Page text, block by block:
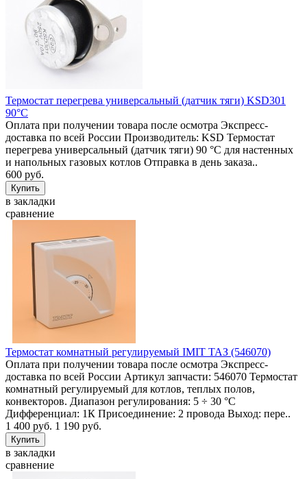
Термостат перегрева универсальный (датчик тяги) KSD301
90°C
Оплата при получении товара после осмотра Экспресс-
доставка по всей России Производитель: KSD Термостат
перегрева универсальный (датчик тяги) 90 °C для настенных
и напольных газовых котлов Отправка в день заказа..
600 руб.
в закладки
сравнение
Термостат комнатный регулируемый IMIT ТАЗ (546070)
Оплата при получении товара после осмотра Экспресс-
доставка по всей России Артикул запчасти: 546070 Термостат
комнатный регулируемый для котлов, теплых полов,
конвекторов. Диапазон регулирования: 5 ÷ 30 °C
Дифференциал: 1К Присоединение: 2 провода Выход: пере..
1 400 руб. 1 190 руб.
в закладки
сравнение